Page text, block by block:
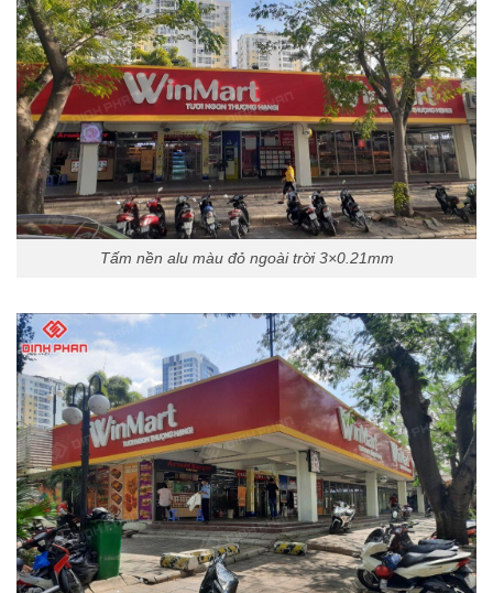
Tấm nền alu màu đỏ ngoài trời 3×0.21mm